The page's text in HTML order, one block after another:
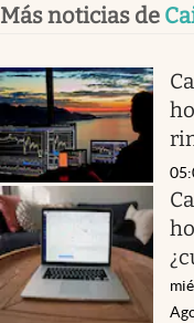
Más noticias de